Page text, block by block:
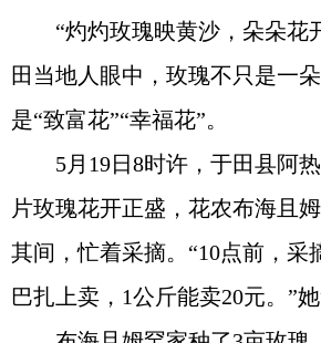
“灼灼玫瑰映黄沙，朵朵花
田当地人眼中，玫瑰不只是一
是“致富花”“幸福花”。
5月19日8时许，于田县阿
片玫瑰花开正盛，花农布海且
其间，忙着采摘。“10点前，采
巴扎上卖，1公斤能卖20元。”她